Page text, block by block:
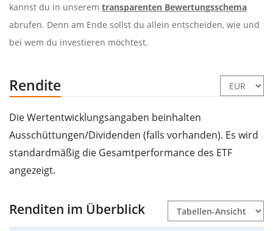
kannst du in unserem transparenten Bewertungsschema
abrufen. Denn am Ende sollst du allein entscheiden, wie und
bei wem du investieren möchtest.
Rendite
Die Wertentwicklungsangaben beinhalten
Ausschüttungen/Dividenden (falls vorhanden). Es wird
standardmäßig die Gesamtperformance des ETF
angezeigt.
Renditen im Überblick